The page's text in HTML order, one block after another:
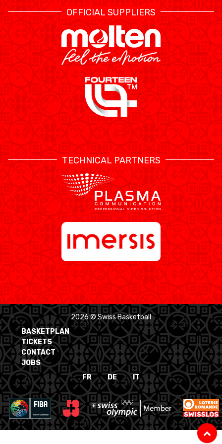
OFFICIAL SUPPLIERS
TECHNICAL PARTNERS
2026 © Swiss Basketball
BASKETPLAN
TICKETS
CONTACT
JOBS
FR
DE IT